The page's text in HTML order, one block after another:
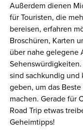
Außerdem dienen
für Touristen, die
bereisen, erfahren
Broschüren, Karten
über nahe gelegene
sind sachkundig
geben, um das
machen. Gerade für
Road Trip etwas
Geheimtipps!